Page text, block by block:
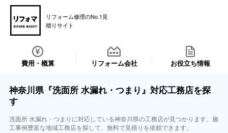
リフォーム修理のNo.1見
積りサイト
費用・概算 リフォーム会社 お役立ち情報
神奈川県『洗面所 水漏れ・つまり』対応工務店を探
す
洗面所 水漏れ・つまりに対応している神奈川県の工務店が見つかります。施
工事例豊富な地域工務店を探して、無料で見積りを依頼できます。